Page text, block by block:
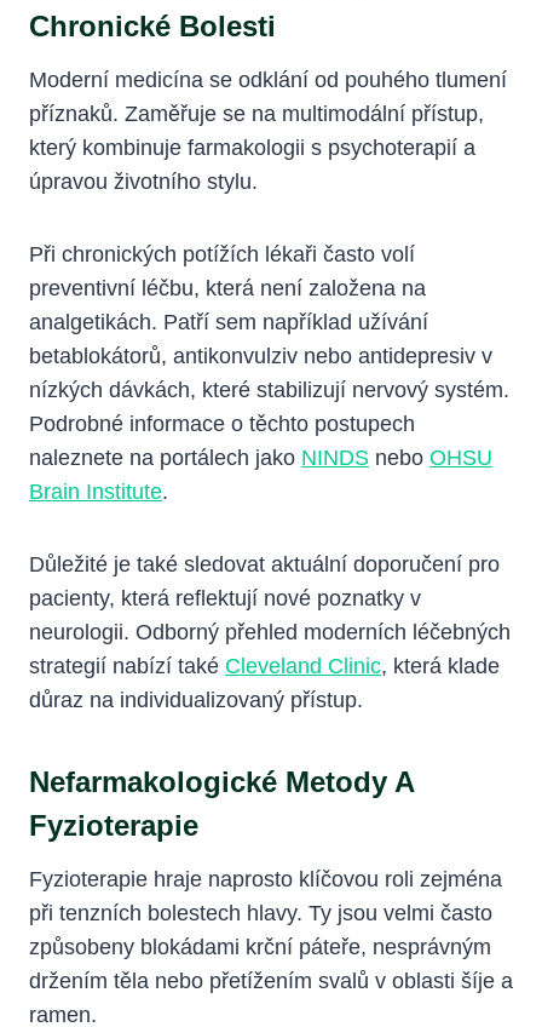
Chronické Bolesti
Moderní medicína se odklání od pouhého tlumení
příznaků. Zaměřuje se na multimodální přístup,
který kombinuje farmakologii s psychoterapií a
úpravou životního stylu.
Při chronických potížích lékaři často volí
preventivní léčbu, která není založena na
analgetikách. Patří sem například užívání
betablokátorů, antikonvulziv nebo antidepresiv v
nízkých dávkách, které stabilizují nervový systém.
Podrobné informace o těchto postupech
naleznete na portálech jako NINDS nebo OHSU
Brain Institute.
Důležité je také sledovat aktuální doporučení pro
pacienty, která reflektují nové poznatky v
neurologii. Odborný přehled moderních léčebných
strategií nabízí také Cleveland Clinic, která klade
důraz na individualizovaný přístup.
Nefarmakologické Metody A
Fyzioterapie
Fyzioterapie hraje naprosto klíčovou roli zejména
při tenzních bolestech hlavy. Ty jsou velmi často
způsobeny blokádami krční páteře, nesprávným
držením těla nebo přetížením svalů v oblasti šíje a
ramen.